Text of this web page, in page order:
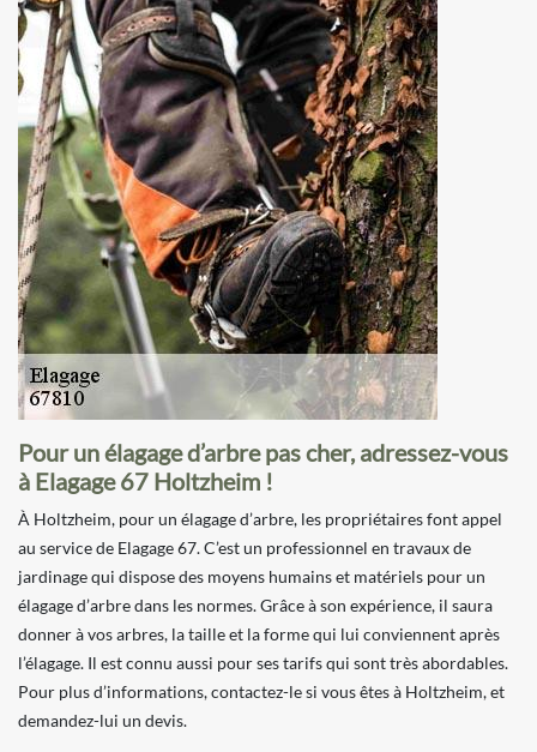
Pour un élagage d’arbre pas cher, adressez-vous
à Elagage 67 Holtzheim !
À Holtzheim, pour un élagage d’arbre, les propriétaires font appel
au service de Elagage 67. C’est un professionnel en travaux de
jardinage qui dispose des moyens humains et matériels pour un
élagage d’arbre dans les normes. Grâce à son expérience, il saura
donner à vos arbres, la taille et la forme qui lui conviennent après
l’élagage. Il est connu aussi pour ses tarifs qui sont très abordables.
Pour plus d’informations, contactez-le si vous êtes à Holtzheim, et
demandez-lui un devis.